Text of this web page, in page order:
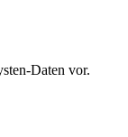
Daten vor.